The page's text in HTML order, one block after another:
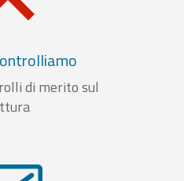
di merito sul